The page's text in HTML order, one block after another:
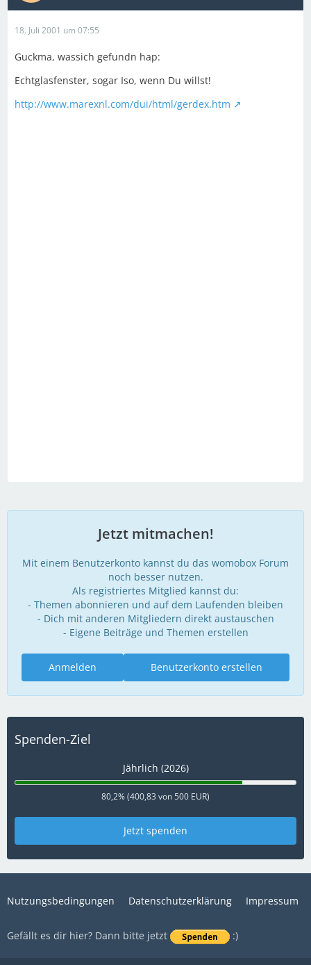
18. Juli 2001 um 07:55
Guckma, wassich gefundn hap:
Echtglasfenster, sogar Iso, wenn Du willst!
http://www.marexnl.com/dui/html/gerdex.htm
Jetzt mitmachen!
Mit einem Benutzerkonto kannst du das womobox Forum
noch besser nutzen.
Als registriertes Mitglied kannst du:
- Themen abonnieren und auf dem Laufenden bleiben
- Dich mit anderen Mitgliedern direkt austauschen
- Eigene Beiträge und Themen erstellen
Benutzerkonto erstellen
Anmelden
Spenden-Ziel
Jährlich (2026)
80,2% (400,83 von 500 EUR)
Jetzt spenden
Nutzungsbedingungen Datenschutzerklärung Impressum
Gefällt es dir hier? Dann bitte jetzt :)